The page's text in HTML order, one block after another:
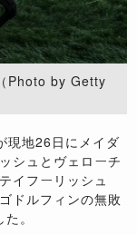
Photo by Getty
現地26日にメイダ
シュとヴェローチ
イフーリッシュ
ドルフィンの無敗
。